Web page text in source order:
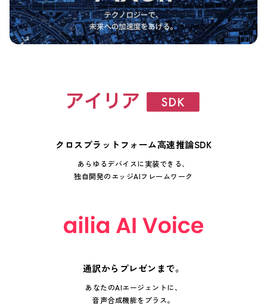
クロスプラットフォーム高速推論SDK
あらゆるデバイスに実装できる、
独自開発のエッジAIフレームワーク
通訳からプレゼンまで。
あなたのAIエージェントに、
音声合成機能をプラス。